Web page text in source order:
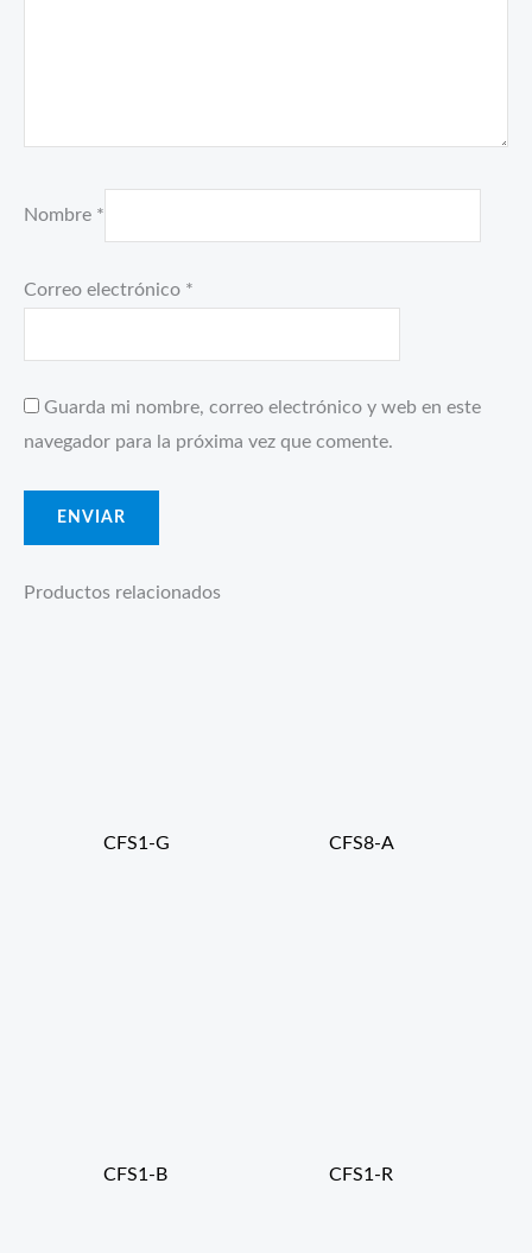
Nombre *
Correo electrónico *
Guarda mi nombre, correo electrónico y web en este
navegador para la próxima vez que comente.
Productos relacionados
CFS1-G CFS8-A
CFS1-B CFS1-R